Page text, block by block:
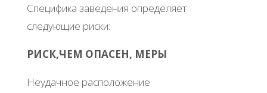
Специфика заведения определяет
следующие риски:
РИСК,ЧЕМ ОПАСЕН, МЕРЫ
Неудачное расположение